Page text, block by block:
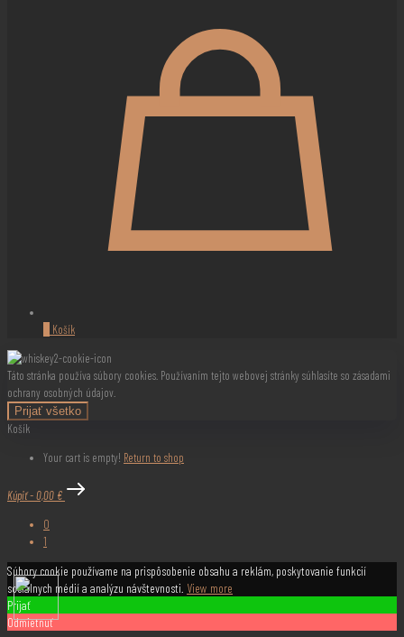
Košík
Táto stránka používa súbory cookies. Používaním tejto webovej stránky súhlasíte so zásadami
ochrany osobných údajov.
Prijať všetko
Košík
Your cart is empty! Return to shop
Kúpiť-0,00 €
0
1
Súbory cookie používame na prispôsobenie obsahu a reklám, poskytovanie funkcií
sociálnych médií a analýzu návštevnosti. View more
Prijať
Odmietnuť